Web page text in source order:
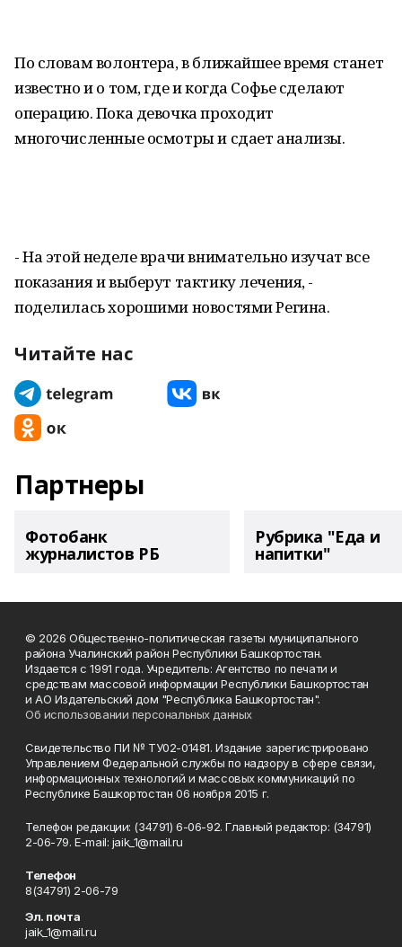
По словам волонтера, в ближайшее время станет
известно и о том, где и когда Софье сделают
операцию. Пока девочка проходит
многочисленные осмотры и сдает анализы.
- На этой неделе врачи внимательно изучат все
показания и выберут тактику лечения, -
поделилась хорошими новостями Регина.
Читайте нас
Партнеры
Фотобанк
журналистов РБ
Рубрика "Еда и
напитки"
© 2026 Общественно-политическая газеты муниципального
района Учалинский район Республики Башкортостан.
Издается с 1991 года. Учредитель: Агентство по печати и
средствам массовой информации Республики Башкортостан
и АО Издательский дом "Республика Башкортостан".
Об использовании персональных данных
Свидетельство ПИ № ТУ02-01481. Издание зарегистрировано
Управлением Федеральной службы по надзору в сфере связи,
информационных технологий и массовых коммуникаций по
Республике Башкортостан 06 ноября 2015 г.
Телефон редакции: (34791) 6-06-92. Главный редактор: (34791)
2-06-79. Е-mаil: jaik_1@mail.ru
Телефон
8(34791) 2-06-79
Эл. почта
jaik_1@mail.ru